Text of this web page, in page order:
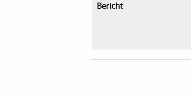
Bericht